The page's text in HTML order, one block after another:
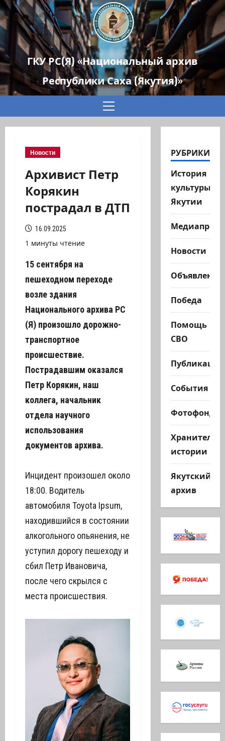
ГКУ РС(Я) «Национальный архив
Республики Саха (Якутия)»
Основное
Новости
Архивист Петр
Корякин
пострадал в ДТП
16.09.2025
1 минуты чтение
15 сентября на
пешеходном переходе
возле здания
Национального архива РС
(Я) произошло дорожно-
транспортное
происшествие.
Пострадавшим оказался
Петр Корякин, наш
коллега, начальник
отдела научного
использования
документов архива.
Инцидент произошел около
18:00. Водитель
автомобиля Toyota Ipsum,
находившийся в состоянии
алкогольного опьянения, не
уступил дорогу пешеходу и
сбил Петр Ивановича,
после чего скрылся с
места происшествия.
РУБРИКИ
История
культуры
Якутии
Новости
Объявления
Победа
Помощь
СВО
Публикации
События
Фотофонд
Хранители
истории
Якутский
архив